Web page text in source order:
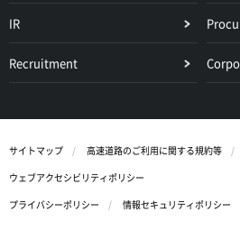
IR
Recruitment
サイトマップ 高速道路のご利用に関する規約等
ウェブアクセシビリティポリシー
プライバシーポリシー
情報セキュリティポリシー